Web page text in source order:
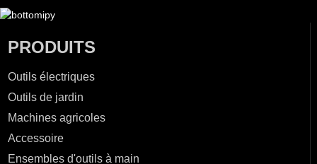
PRODUITS
Outils électriques
Outils de jardin
Machines agricoles
Accessoire
Ensembles d'outils à main